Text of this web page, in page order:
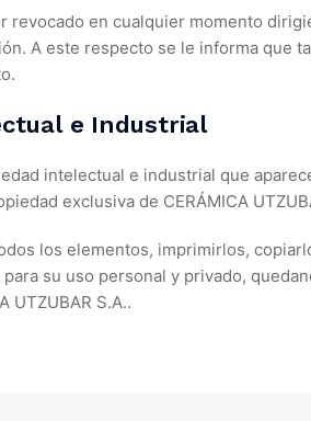
revocado en cualquier momento
A este respecto se le informa que
e Industrial
intelectual e industrial que
exclusiva de CERÁMICA
los elementos, imprimirlos,
su uso personal y privado,
UTZUBAR S.A..